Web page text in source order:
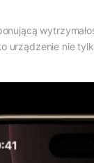
urządzenie nie